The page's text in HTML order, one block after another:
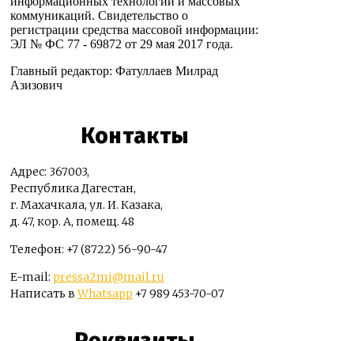
коммуникаций. Свидетельство о
регистрации средства массовой информации:
ЭЛ № ФС 77 - 69872 от 29 мая 2017 года.
Главный редактор: Фатуллаев Милрад
Азизович
Контакты
Адрес: 367003,
Республика Дагестан,
г. Махачкала, ул. И. Казака,
д. 47, кор. А, помещ. 48
Телефон: +7 (8722) 56-90-47
E-mail: pressa2mi@mail.ru
Написать вWhatsapp +7 989 453-70-07